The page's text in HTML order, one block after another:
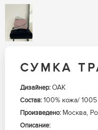
СУМКА
Дизайнер:OAK
Состав:100% кожа/
Произведено: Москва,
Описание: